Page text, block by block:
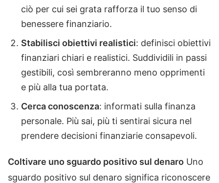
ciò per cui sei grata rafforza il tuo senso di
benessere finanziario.
Stabilisci obiettivi realistici: definisci obiettivi
finanziari chiari e realistici. Suddividili in passi
gestibili, così sembreranno meno opprimenti
e più alla tua portata.
Cerca conoscenza: informati sulla finanza
personale. Più sai, più ti sentirai sicura nel
prendere decisioni finanziarie consapevoli.
Coltivare uno sguardo positivo sul denaro Uno
sguardo positivo sul denaro significa riconoscere